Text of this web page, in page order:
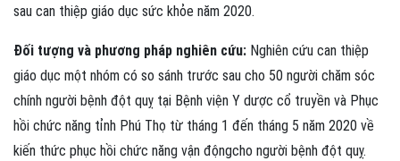
sau can thiệp giáo dục sức khỏe năm 2020.
Đối tượng và phương pháp nghiên cứu: Nghiên cứu can thiệp
giáo dục một nhóm có so sánh trước sau cho 50 người chăm sóc
chính người bệnh đột quỵ tại Bệnh viện Y dược cổ truyền và Phục
hồi chức năng tỉnh Phú Thọ từ tháng 1 đến tháng 5 năm 2020 về
kiến thức phục hồi chức năng vận độngcho người bệnh đột quỵ.